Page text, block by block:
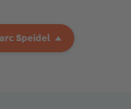
Marc Speidel
Speidel